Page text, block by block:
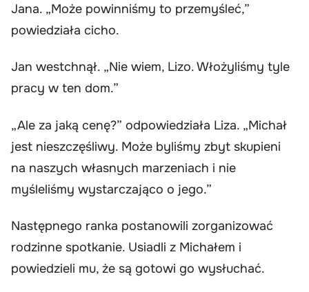
Jana. „Może powinniśmy to przemyśleć,”
powiedziała cicho.
Jan westchnął. „Nie wiem, Lizo. Włożyliśmy tyle
pracy w ten dom.”
„Ale za jaką cenę?” odpowiedziała Liza. „Michał
jest nieszczęśliwy. Może byliśmy zbyt skupieni
na naszych własnych marzeniach i nie
myśleliśmy wystarczająco o jego.”
Następnego ranka postanowili zorganizować
rodzinne spotkanie. Usiadli z Michałem i
powiedzieli mu, że są gotowi go wysłuchać.